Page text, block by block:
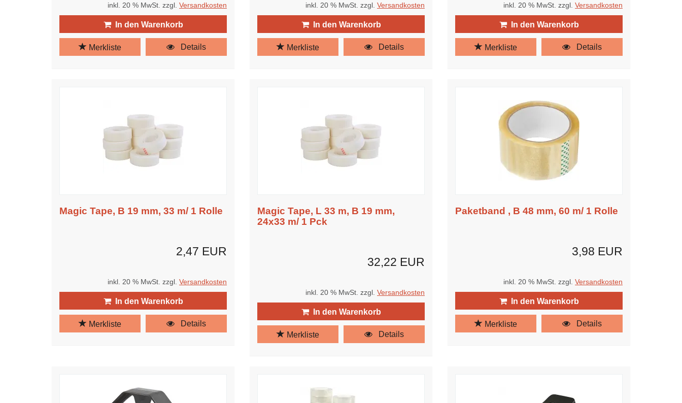
inkl. 20 % MwSt. zzgl. Versandkosten
In den Warenkorb
Merkliste Details
inkl. 20 % MwSt. zzgl. Versandkosten
In den Warenkorb
Merkliste Details
inkl. 20 % MwSt. zzgl. Versandkosten
In den Warenkorb
Merkliste Details
Magic Tape, B 19 mm, 33 m/ 1 Rolle
2,47 EUR
inkl. 20 % MwSt. zzgl. Versandkosten
In den Warenkorb
Merkliste Details
Magic Tape, L 33 m, B 19 mm,
24x33 m/ 1 Pck
32,22 EUR
inkl. 20 % MwSt. zzgl. Versandkosten
In den Warenkorb
Merkliste Details
Paketband , B 48 mm, 60 m/ 1 Rolle
3,98 EUR
inkl. 20 % MwSt. zzgl. Versandkosten
In den Warenkorb
Merkliste Details